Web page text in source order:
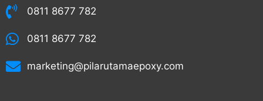
0811 8677 782
0811 8677 782
marketing@pilarutamaepoxy.com